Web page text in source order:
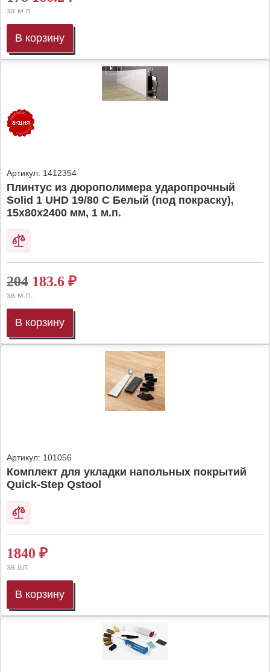
за м.п.
В корзину
Артикул: 1412354
Плинтус из дюрополимера ударопрочный
Solid 1 UHD 19/80 C Белый (под покраску),
15х80х2400 мм, 1 м.п.
204 183.6 ₽
за м.п.
В корзину
Артикул: 101056
Комплект для укладки напольных покрытий
Quick-Step Qstool
1840 ₽
за шт.
В корзину